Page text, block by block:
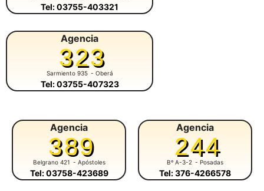
Tel: 03755-403321
Agencia
323
Sarmiento 935 - Oberá
Tel: 03755-407323
Agencia
389
Belgrano 421 - Apóstoles
Tel: 03758-423689
Agencia
244
Bº A-3-2 - Posadas
Tel: 376-4266578